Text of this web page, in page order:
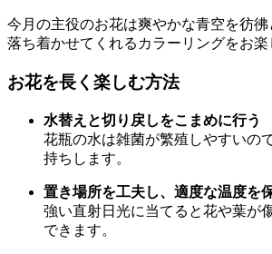
今月の主役のお花は爽やかな青空を彷
落ち着かせてくれるカラーリングをお楽
お花を長く楽しむ方法
水替えと切り戻しをこまめに行う
花瓶の水は雑菌が繁殖しやすいの
持ちします。
置き場所を工夫し、適度な温度を
強い直射日光に当てると花や葉が
できます。